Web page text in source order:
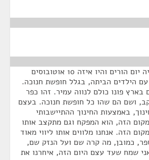
ראשית, באותו יום היה יום הורים והיו איזה 10 אוטובוסים
עם הילדים הביתה, בגלל חופשת חנוכה.
בארץ פונו כולם לנווה עמיר. זהו כפר
ושם הם שהו כל חופשת חנוכה. בעצם
באמצעות החינוך ההתיישבותי
הזה, הוא המפקח וגם מתקצב אותו
במקום הזה. אנחנו מלווים אותו ליווי מאוד
כמובן, מה קרה שם ועל הנזק שם,
שמח שעד עצם היום הזה, איחרנו את